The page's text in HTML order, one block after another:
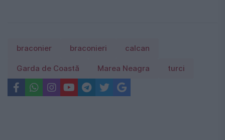
braconier braconieri calcan
Garda de Coastă Marea Neagra turci